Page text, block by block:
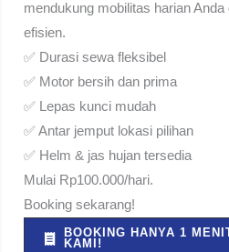
mendukung mobilitas harian
efisien.
✅ Durasi sewa fleksibel
✅ Motor bersih dan prima
✅ Lepas kunci mudah
✅ Antar jemput lokasi pilihan
✅ Helm & jas hujan tersedia
Mulai Rp100.000/hari.
Booking sekarang!
BOOKING HANYA 1
KAMI!